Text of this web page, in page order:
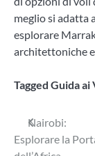
meglio si adatta
esplorare
architettoniche e
Tagged Guida ai
Navigazione
articoli
Nairobi:
Esplorare la